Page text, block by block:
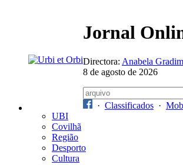
Jornal
Directora: Anabela Gradim
8 de agosto de 2026
· Classificados ·
UBI
Covilhã
Região
Desporto
Cultura